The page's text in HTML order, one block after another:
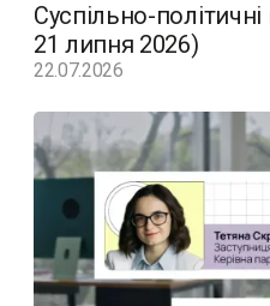
Суспільно-політичні
21 липня 2026)
22.07.2026